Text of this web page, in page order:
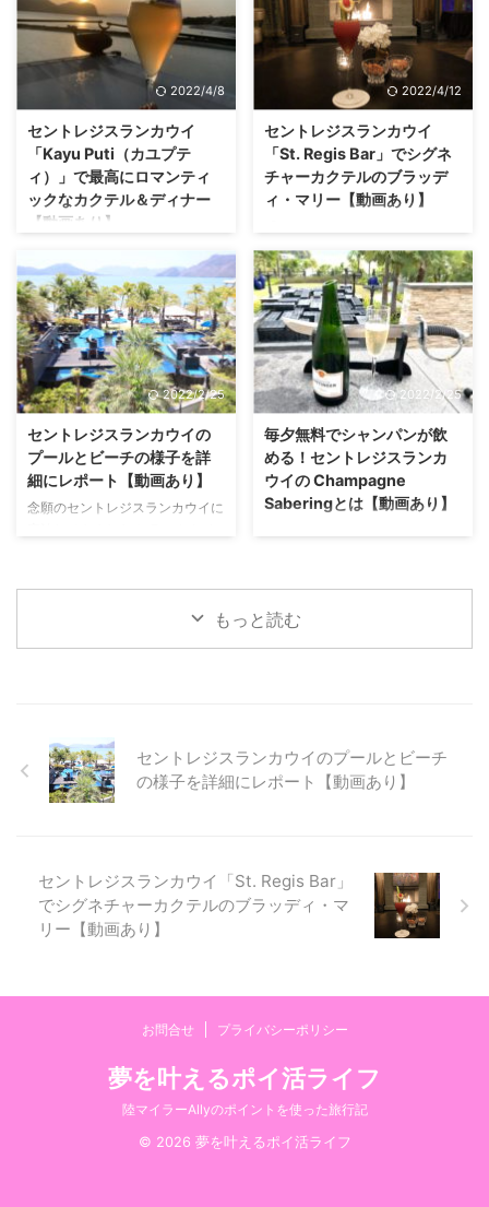
イ国際空港の専用ラウンジを使え
るってご存知ですか？ セントレ
ジスの上品なテイストが漂ってい
てインテリアがとっても素敵なん
です。 今回の記事では「知る人
ます。 ランカウイ国際空港のセ
ントレジス＆ウェスティン専用ラ
ウンジの場所は空港内のどこにあ
る？ 場所は「ランカウイ国際空
港の出国後、待合エリア内」にあ
ります。 航空会社のラウンジっ
てたまに出国前のエリアにあった
りするじゃないですか。 金浦空
...
列のバトラーサービスのあるホテ
ルに何軒か宿泊したことがありま
すが、セントレジスランカウイの
バトラーサービスは他のホテルよ
り良かったと思ったポイントがあ
ます。 セントレジスランカウイ
のバトラーサービスの内容 セン
トレジスランカウイのバトラーサ
ービスは、ルームサービスに電話
りシワになった洋服にアイロンを
かけてくれたり。 ...
2022/4/8
セントレジスランカウイ
「Kayu Puti（カユプテ
ィ）」で最高にロマンティ
ックなカクテル＆ディナー
【動画あり】
こんにちは！Allyです。 セントレ
ジスランカウイの「Kayu
Puti（カユプティ）」は、絶景の
夕日、美味しいお食事、素敵なイ
ンテリアに大感動のレストランで
す！ 忘れられない素晴らしい体
験となりました。 Kayu Putiに行
きたくて、私はまた必ずセントレ
ます。 今回はそんなKayu Putiで
の体験を詳細にレビューします。
セントレジスランカウイ
「Kayu Puti（カユプティ）」は
こんなレストラン 下の写真の右
2022/4/12
セントレジスランカウイ
「St. Regis Bar」でシグネ
チャーカクテルのブラッデ
ィ・マリー【動画あり】
カクテルが「ブラッディ・マリー
（Bloody Mary）」だということ
を教えてくれたのは、セントレジ
スバリのスタッフさんでした。
「ブラッディ・マリー（Bloody
Mary）」は、ウォッカをベース
のトマト・ジュースが使われるカ
クテル。 1934年にニューヨーク
のセントレジスのバーテンダーが
最初に生み出したカクテルなのだ
とか。 ブラッディ・マリーはセ
ントレジスのシグネチャーカクテ
ルとなり、セントレジスの各ホテ
2022/2/25
セントレジスランカウイの
プールとビーチの様子を詳
細にレポート【動画あり】
念願のセントレジスランカウイに
気でした！ あまりにも雨が降ら
ないので、この時期はヤシの木も
く、美白命の私も日焼けし肩や足
は皮が剥けボロボロに。（笑）
でも、プールとビーチで最高の時
は ...
2022/2/25
毎夕無料でシャンパンが飲
める！セントレジスランカ
ウイの Champagne
Saberingとは【動画あり】
キレイなお部屋、素晴らしい景
色、美味しい料理と、総合的とて
る無料イベント「 Champagne
Sabering（シャンパンセイバリ
ング）」。 1日の終わりにシャン
もっと読む
セントレジスランカウイのプールとビーチ
の様子を詳細にレポート【動画あり】
セントレジスランカウイ「St. Regis Bar」
でシグネチャーカクテルのブラッディ・マ
リー【動画あり】
お問合せ プライバシーポリシー
夢を叶えるポイ活ライフ
陸マイラーAllyのポイントを使った旅行記
© 2026 夢を叶えるポイ活ライフ